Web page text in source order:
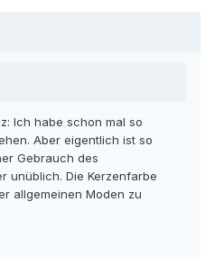
Ich habe schon mal so
Aber eigentlich ist so
Gebrauch des
unüblich. Die Kerzenfarbe
allgemeinen Moden zu